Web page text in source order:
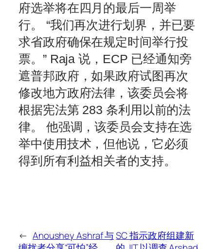
府选举将在四月的最后一周举
行。 “我们再次进行划界，并已要
求省政府确保在规定时间举行投
票。” Raja 说，ECP 已经通知旁
遮普邦政府，如果政府试图再次
修改地方政府法律，该委员会将
根据宪法第 283 条利用以前的法
律。 他强调，该委员会支持在选
举中使用技术，但他说，它必须
得到所有利益相关者的支持。
← Anoushey Ashraf 与SC 指示政府组建新